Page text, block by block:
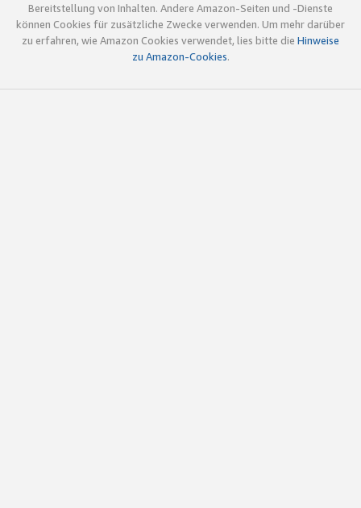
Bereitstellung von Inhalten. Andere Amazon-Seiten und -Dienste
können Cookies für zusätzliche Zwecke verwenden. Um mehr darüber
zu erfahren, wie Amazon Cookies verwendet, lies bitte die Hinweise
zu Amazon-Cookies.